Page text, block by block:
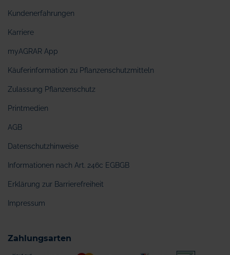
Kundenerfahrungen
Karriere
myAGRAR App
Käuferinformation zu Pflanzenschutzmitteln
Zulassung Pflanzenschutz
Printmedien
AGB
Datenschutzhinweise
Informationen nach Art. 246c EGBGB
Erklärung zur Barrierefreiheit
Impressum
Zahlungsarten